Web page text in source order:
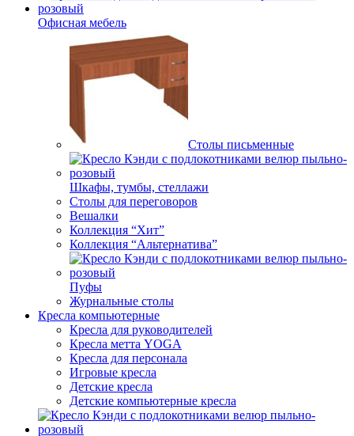
Офисная мебель
Столы письменные
Шкафы, тумбы, стеллажи
Столы для переговоров
Вешалки
Коллекция “Хит”
Коллекция “Альтернатива”
Пуфы
Журнальные столы
Кресла компьютерные
Кресла для руководителей
Кресла метта YOGA
Кресла для персонала
Игровые кресла
Детские кресла
Детские компьютерные кресла